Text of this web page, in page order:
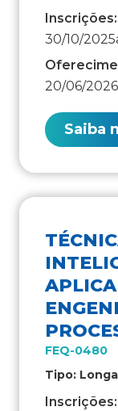
Inscrições:
30/10/2025
20/06/2026
Saiba
FEQ-0480
Tipo:
Inscrições: